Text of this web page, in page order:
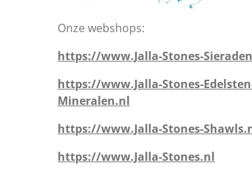
Onze webshops:
https://www.Jalla-Stones-
https://www.Jalla-Stones-
Mineralen.nl
https://www.Jalla-Stones-
https://www.Jalla-Stones.nl